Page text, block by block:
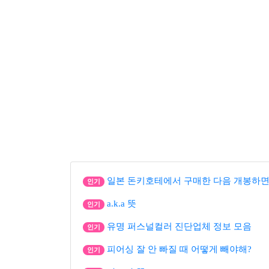
인기 일본 돈키호테에서 구매한 다음 개봉하
인기 a.k.a 뜻
인기 유명 퍼스널컬러 진단업체 정보 모음
인기 피어싱 잘 안 빠질 때 어떻게 빼야해?